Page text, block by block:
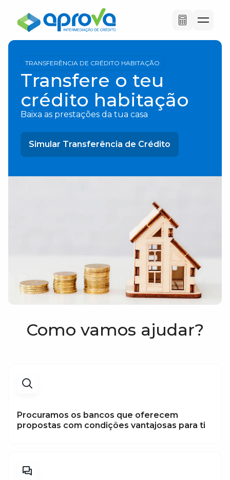
TRANSFERÊNCIA DE CRÉDITO HABITAÇÃO
Transfere o teu
crédito habitação
Baixa as prestações da tua casa
Simular Transferência de Crédito
Como vamos ajudar?
Procuramos os bancos que oferecem
propostas com condições vantajosas para ti